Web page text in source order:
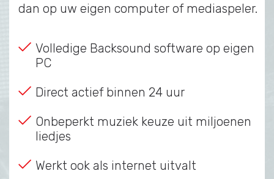
dan op uw eigen computer of mediaspeler.
Volledige Backsound software op eigen
PC
Direct actief binnen 24 uur
Onbeperkt muziek keuze uit miljoenen
liedjes
Werkt ook als internet uitvalt